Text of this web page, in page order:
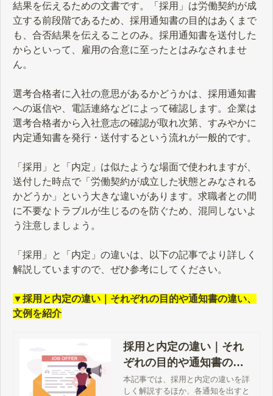
結果を伝えるための文書です。「採用」は労働契約が成
立する前段階であるため、採用通知書の目的はあくまで
も、合否結果を伝えることのみ。採用通知書を送付した
からといって、雇用の合意に至ったとはみなされませ
ん。
選考合格者に入社の意思があるかどうかは、採用通知書
への返信や、電話連絡などによって確認します。企業は
選考合格者から入社意志の確認が取れ次第、すみやかに
内定通知書を発行・送付するという流れが一般的です。
「採用」と「内定」は似たような場面で使われますが、
送付した時点で「労働契約が成立した状態とみなされる
かどうか」という大きな違いがあります。求職者との間
に不要なトラブルが生じるのを防ぐため、混同しないよ
う注意しましょう。
「採用」と「内定」の違いは、以下の記事でより詳しく
解説していますので、ぜひ参考にしてください。
▼採用と内定の違い｜それぞれの目的や通知書の違い、
文例を紹介
採用と内定の違い｜それ
ぞれの目的や通知書の違
い、文例を紹介
本記事では、採用と内定の違いを詳
しく解説するほか、各通知を出すと